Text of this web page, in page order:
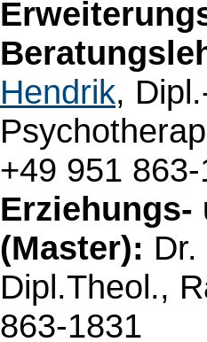
Hendrik,
+49 951
(Master): Dr.
Dipl.Theol.,
863-1831